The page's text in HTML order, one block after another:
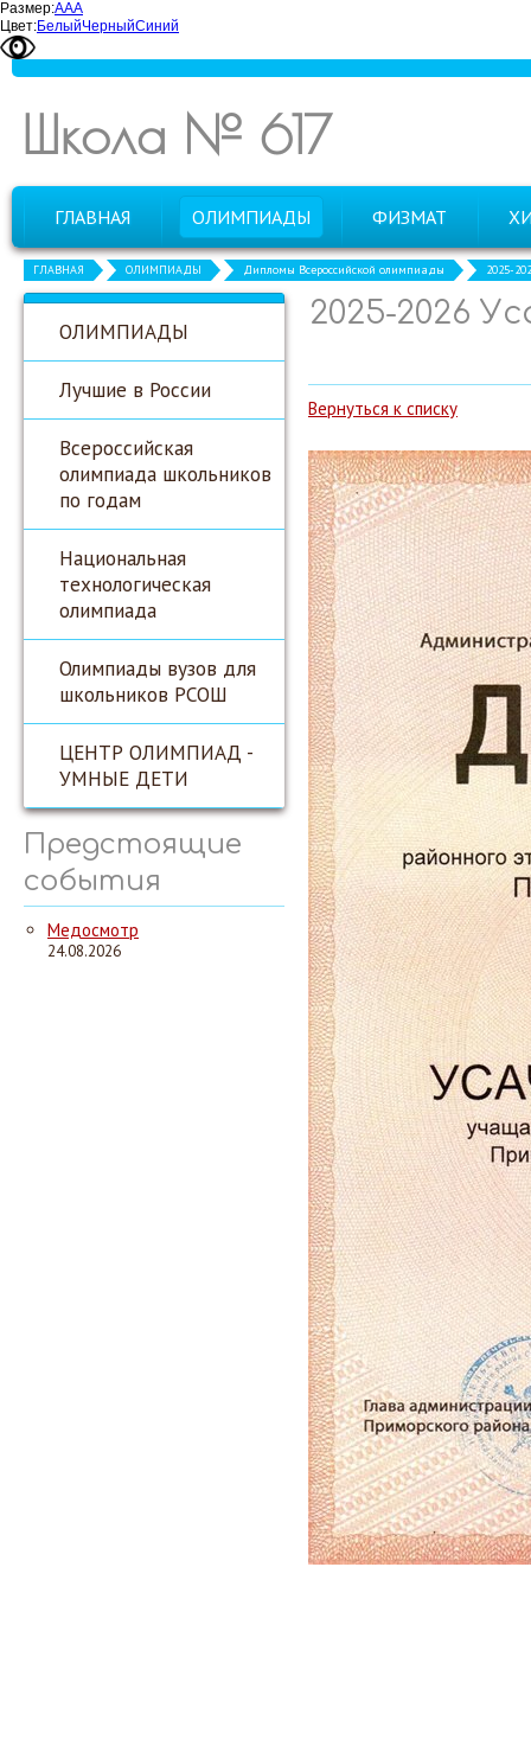
Размер:ААА
Цвет:БелыйЧерныйСиний
Школа № 617
ГЛАВНАЯ ОЛИМПИАДЫ ФИЗМАТ
ГЛАВНАЯ ОЛИМПИАДЫ Дипломы Всероссийской олимпиады 2025-
ОЛИМПИАДЫ
Лучшие в России
Всероссийская
олимпиада школьников
по годам
Национальная
технологическая
олимпиада
Олимпиады вузов для
школьников РСОШ
ЦЕНТР ОЛИМПИАД -
УМНЫЕ ДЕТИ
Предстоящие
события
Медосмотр
24.08.2026
2025-2026
Вернуться к списку